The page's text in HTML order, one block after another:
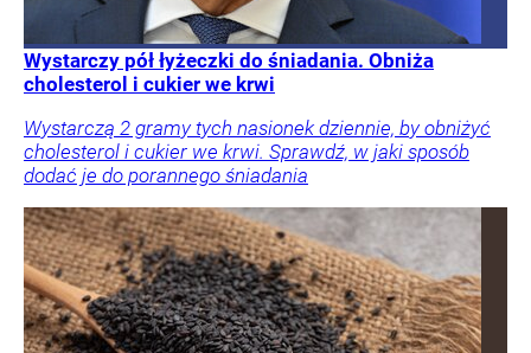
Wystarczy pół łyżeczki do śniadania. Obniża
cholesterol i cukier we krwi
Wystarczą 2 gramy tych nasionek dziennie, by obniżyć
cholesterol i cukier we krwi. Sprawdź, w jaki sposób
dodać je do porannego śniadania